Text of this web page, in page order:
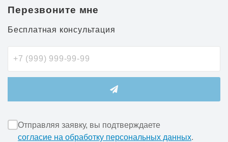
Перезвоните мне
Бесплатная консультация
Отправляя заявку, вы подтверждаете
согласие на обработку персональных данных.